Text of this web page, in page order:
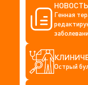
НОВОСТЬ
Генная
Острый